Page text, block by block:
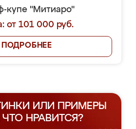
купе "Митиаро"
от 101 000 руб.
ПОДРОБНЕЕ
ИЛИ ПРИМЕРЫ
ЧТО НРАВИТСЯ?